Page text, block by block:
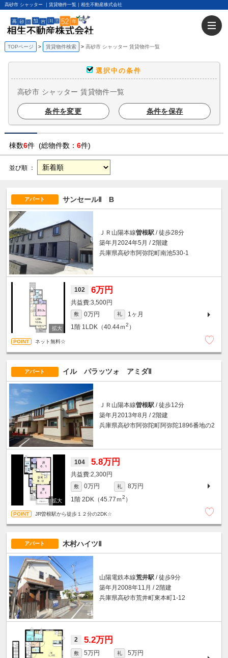
高砂市 シャッター ｜賃貸物件一覧｜相生不動産株式会社
TOPページ 賃貸物件検索 高砂市 シャッター 賃貸物件一覧
選択中の条件
高砂市 シャッター 賃貸物件一覧
条件を変更 条件を保存
棟数6件 (総物件数： 6件)
並び順 ：
アパート サンセールⅡ B
ＪＲ山陽本線曽根駅 / 徒歩28分
築年月2024年5月 / 2階建
兵庫県高砂市阿弥陀町南池530-1
102 6万円
3,500円
敷 0万円 礼
1ヶ月
1階 1LDK（40.44ｍ2 ）
ネット無料☆
アパート イル パラッツォ アミダⅡ
ＪＲ山陽本線曽根駅 / 徒歩12分
築年月2013年8月 / 2階建
兵庫県高砂市阿弥陀町阿弥陀1896番地の2
104 5.8万円
2,300円
敷 0万円 礼
8万円
1階 2DK（45.77ｍ2 ）
JR曽根駅から徒歩１２分の2DK☆
アパート 木村ハイツⅡ
山陽電鉄本線荒井駅 / 徒歩9分
築年月2008年11月 / 2階建
兵庫県高砂市荒井町東本町1-12
2 5.2万円
敷 5万円 礼
5万円